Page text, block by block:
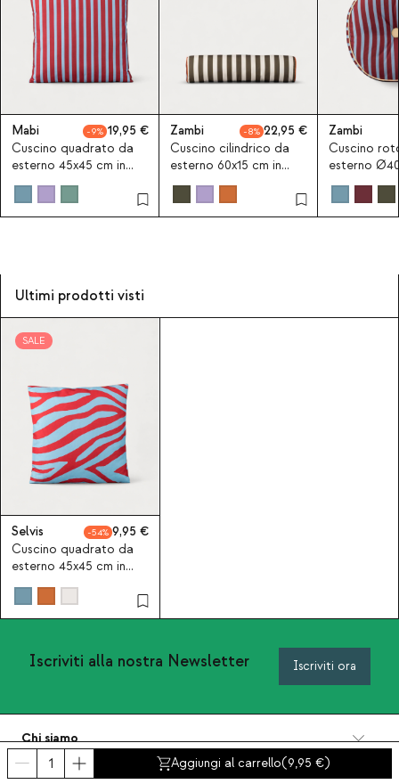
Aggiungi al carrello(9,95 )
Mabi 9
19,95
Cuscino quadrato da
esterno 45x45 cm in
tessuto Mabi
Zambi 8
22,95
Cuscino cilindrico da
esterno 60x15 cm in
tessuto Zambi
Zambi
Cuscino
esterno
tessuto
Ultimi prodotti visti
SALE
Selvis 54
9,95
Cuscino quadrato da
esterno 45x45 cm in
tessuto Selvis
Iscriviti alla nostra Newsletter Iscriviti ora
Chi siamo
Categorie
Contatto e aiuto